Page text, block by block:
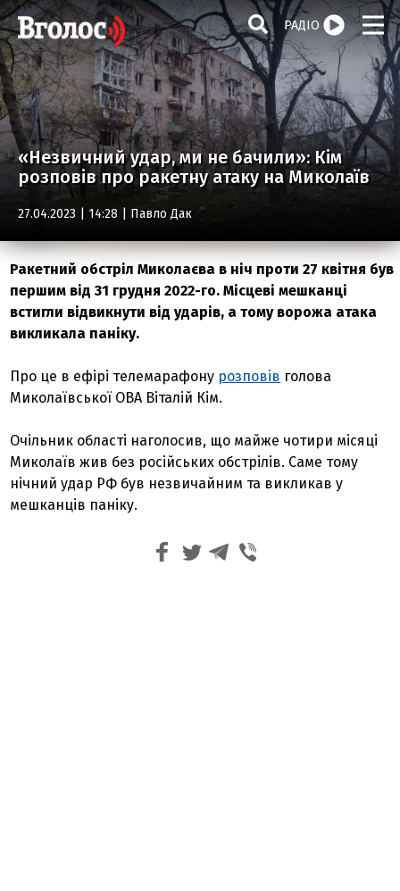
РАДІО
«Незвичний удар, ми не бачили»: Кім
розповів про ракетну атаку на Миколаїв
27.04.2023 | 14:28 | Павло Дак
Ракетний обстріл Миколаєва в ніч проти 27 квітня був
першим від 31 грудня 2022-го. Місцеві мешканці
встигли відвикнути від ударів, а тому ворожа атака
викликала паніку.
Про це в ефірі телемарафону розповів голова
Миколаївської ОВА Віталій Кім.
Очільник області наголосив, що майже чотири місяці
Миколаїв жив без російських обстрілів. Саме тому
нічний удар РФ був незвичайним та викликав у
мешканців паніку.